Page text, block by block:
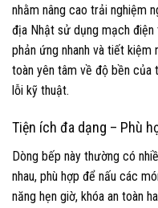
nhằm nâng cao trải nghiệm
địa Nhật sử dụng mạch
phản ứng nhanh và tiết kiệm
toàn yên tâm về độ bền của
lỗi kỹ thuật.
Tiện ích đa dạng – Phù
Dòng bếp này thường có
nhau, phù hợp để nấu các
năng hẹn giờ, khóa an toàn